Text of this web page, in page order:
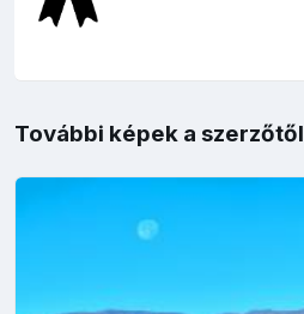
További képek a szerzőtől